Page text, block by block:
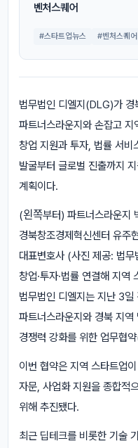
벤처스퀘어
#스타트업뉴스 #벤처스퀘어
법무법인 디엘지(DLG)가 경
파트너스라운지와 손잡고
창업 지원과 투자, 법률 서비
발굴부터 글로벌 진출까지
계획이다.
(왼쪽부터) 파트너스라운지
경북창조경제혁신센터
대표변호사 (사진 제공: 법
창업·투자·법률 연결해 지역
법무법인 디엘지는 지난 3일
파트너스라운지와 경북 지
경쟁력 강화를 위한 업무협
이번 협약은 지역 스타트업
자문, 사업화 지원을 종합적
위해 추진됐다.
최근 딥테크를 비롯한 기술